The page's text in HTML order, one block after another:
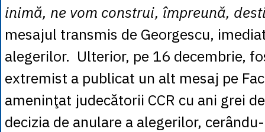
inimă, ne vom construi, împreună,
mesajul transmis de Georgescu,
alegerilor. Ulterior, pe 16 decembrie,
extremist a publicat un alt mesaj pe
ameninţat judecătorii CCR cu ani grei
decizia de anulare a alegerilor,